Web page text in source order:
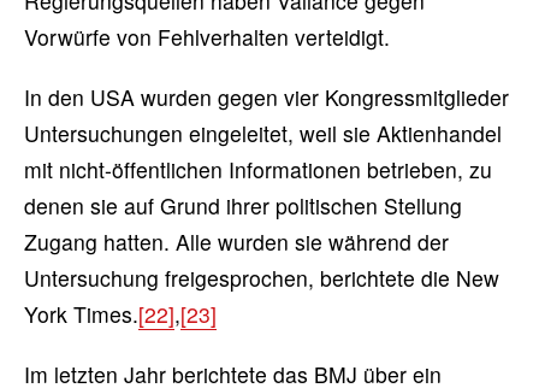
Vorwürfe von Fehlverhalten verteidigt.
In den USA wurden gegen vier Kongressmitglieder
Untersuchungen eingeleitet, weil sie Aktienhandel
mit nicht-öffentlichen Informationen betrieben, zu
denen sie auf Grund ihrer politischen Stellung
Zugang hatten. Alle wurden sie während der
Untersuchung freigesprochen, berichtete die New
York Times.[22],[23]
Im letzten Jahr berichtete das BMJ über ein